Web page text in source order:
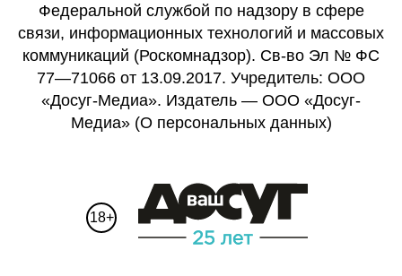
Федеральной службой по надзору в сфере
связи, информационных технологий и массовых
коммуникаций (Роскомнадзор). Св-во Эл № ФС
77—71066 от 13.09.2017. Учредитель: ООО
«Досуг-Медиа». Издатель — ООО «Досуг-
Медиа» (О персональных данных)
18+